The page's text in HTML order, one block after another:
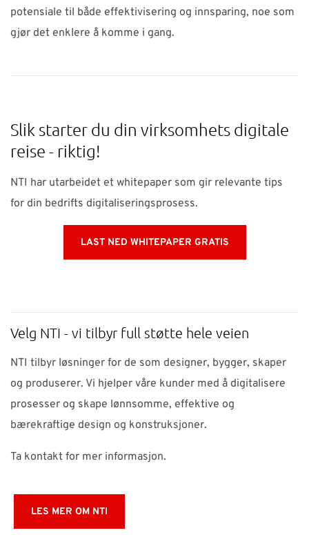
potensiale til både effektivisering og innsparing, noe som
gjør det enklere å komme i gang.
Slik starter du din virksomhets digitale
reise - riktig!
NTI har utarbeidet et whitepaper som gir relevante tips
for din bedrifts digitaliseringsprosess.
LAST NED WHITEPAPER GRATIS
Velg NTI - vi tilbyr full støtte hele veien
NTI tilbyr løsninger for de som designer, bygger, skaper
og produserer. Vi hjelper våre kunder med å digitalisere
prosesser og skape lønnsomme, effektive og
bærekraftige design og konstruksjoner.
Ta kontakt for mer informasjon.
LES MER OM NTI